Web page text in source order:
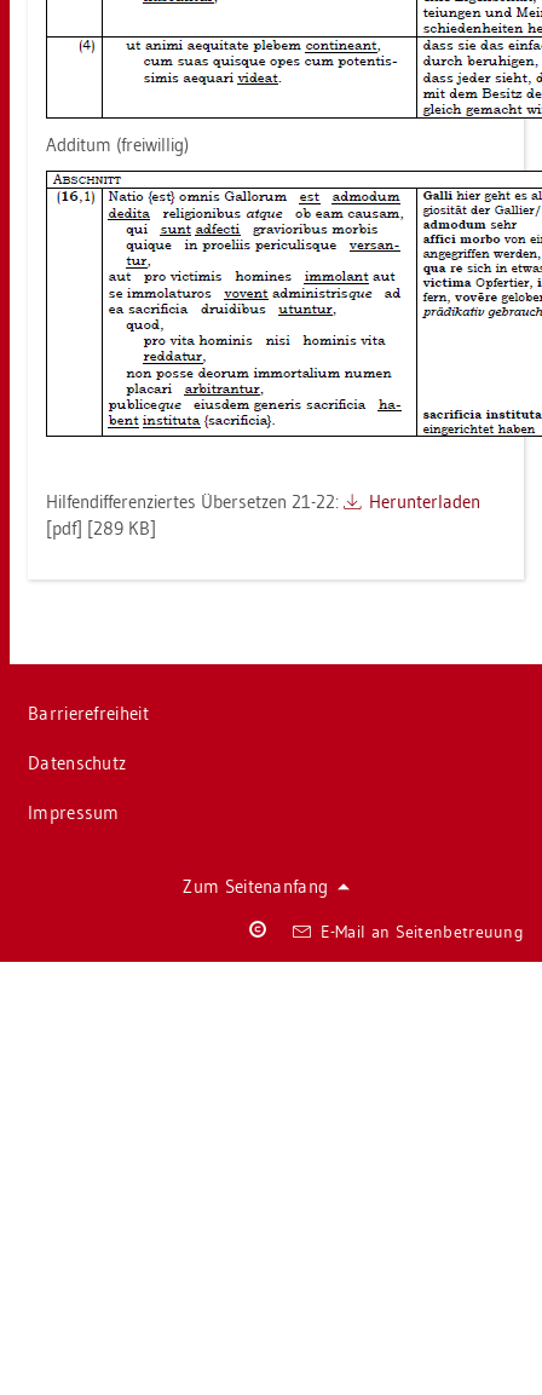
Ad­ditum (frei­wil­lig)
Hil­fen­dif­fe­ren­zier­tes Über­set­zen 21-22:
Her­un­ter­la­den
[pdf] [289 KB]
Bar­rie­re­frei­heit
Da­ten­schutz
Im­pres­sum
Zum Sei­ten­an­fang
E-Mail an Sei­ten­be­treu­ung
Co­